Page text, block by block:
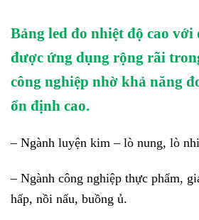
Bảng led đo nhiệt độ cao với
được ứng dụng rộng rãi
công nghiệp nhờ khả năng
ổn định cao.
– Ngành luyện kim – lò nung, lò
– Ngành công nghiệp thực phẩm,
hấp, nồi nấu, buồng ủ.